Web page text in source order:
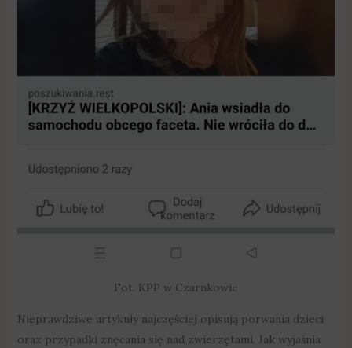
Fot. KPP w Czarnkowie
Nieprawdziwe artykuły najczęściej opisują porwania dzieci
oraz przypadki znęcania się nad zwierzętami. Jak wyjaśnia